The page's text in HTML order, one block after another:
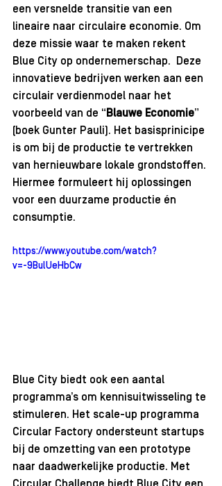
een versnelde transitie van een
lineaire naar circulaire economie. Om
deze missie waar te maken rekent
Blue City op ondernemerschap.  Deze
innovatieve bedrijven werken aan een
circulair verdienmodel naar het
voorbeeld van de “ Blauwe Economie”
(boek Gunter Pauli). Het basisprinicipe
is om bij de productie te vertrekken
van hernieuwbare lokale grondstoffen.
Hiermee formuleert hij oplossingen
voor een duurzame productie én
consumptie.
https://www.youtube.com/watch?
v=-9BulUeHbCw
Blue City biedt ook een aantal
programma’s om kennisuitwisseling te
stimuleren. Het scale-up programma
Circular Factory ondersteunt startups
bij de omzetting van een prototype
naar daadwerkelijke productie. Met